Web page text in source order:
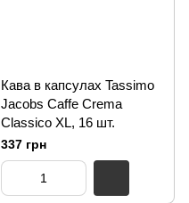
Кава в капсулах Tassimo
Jacobs Caffe Crema
Classico XL, 16 шт.
337 грн